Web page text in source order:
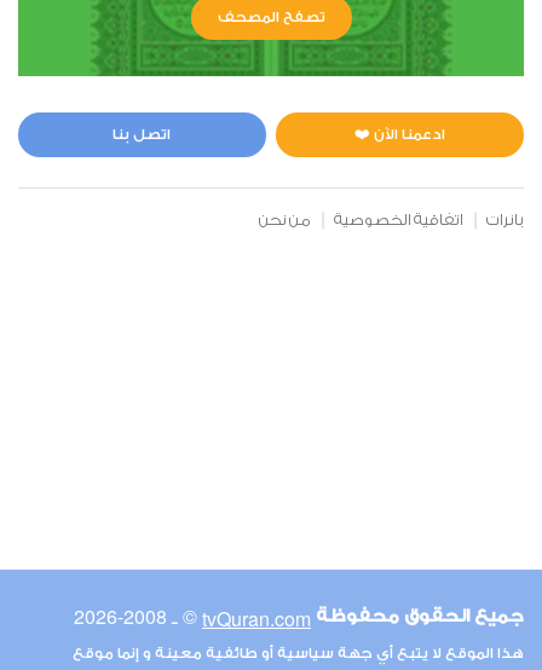
تصفح المصحف
ادعمنا الآن ❤️ اتصل بنا
بانرات اتفاقية الخصوصية من نحن
جميع الحقوق محفوظة tvQuran.com© ـ 2008-2026
هذا الموقع لا يتبع أي جهة سياسية أو طائفية معينة و إنما موقع